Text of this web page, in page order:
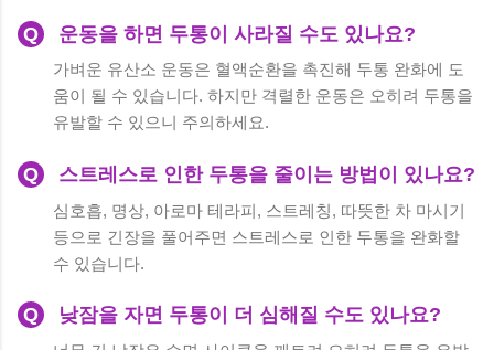
Q 운동을 하면 두통이 사라질 수도 있나요?
가벼운 유산소 운동은 혈액순환을 촉진해 두통 완화에 도
움이 될 수 있습니다. 하지만 격렬한 운동은 오히려 두통을
유발할 수 있으니 주의하세요.
Q 스트레스로 인한 두통을 줄이는 방법이 있나요?
심호흡, 명상, 아로마 테라피, 스트레칭, 따뜻한 차 마시기
등으로 긴장을 풀어주면 스트레스로 인한 두통을 완화할
수 있습니다.
Q 낮잠을 자면 두통이 더 심해질 수도 있나요?